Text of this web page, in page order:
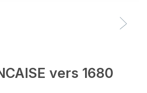
vers 1680